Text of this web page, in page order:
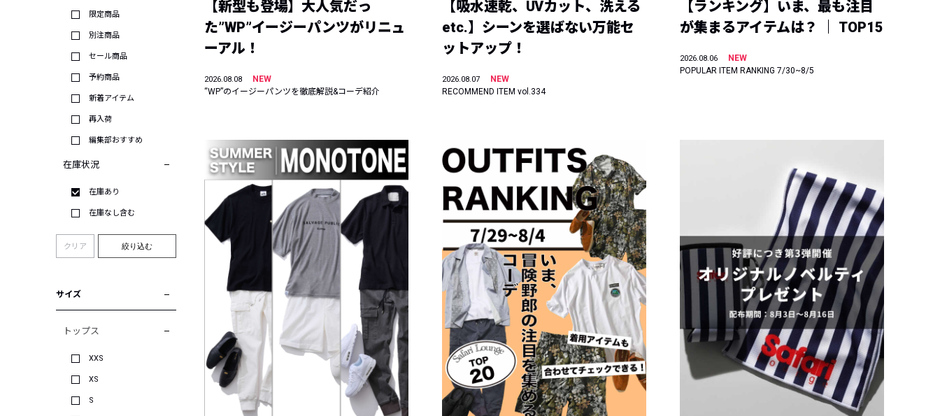
限定商品
別注商品
セール商品
予約商品
新着アイテム
再入荷
編集部おすすめ
在庫状況
在庫あり
在庫なし含む
クリア 絞り込む
サイズ
トップス
XXS
XS
S
【新型も登場】大人気だっ
た”WP”イージーパンツがリニュ
ーアル！
2026.08.08
NEW
“WP”のイージーパンツを徹底解説&コーデ紹介
【吸水速乾、UVカット、洗える
etc.】シーンを選ばない万能セ
ットアップ！
2026.08.07
NEW
RECOMMEND ITEM vol.334
【ランキング】いま、最も注目
が集まるアイテムは？ ｜ TOP15
2026.08.06
NEW
POPULAR ITEM RANKING 7/30~8/5